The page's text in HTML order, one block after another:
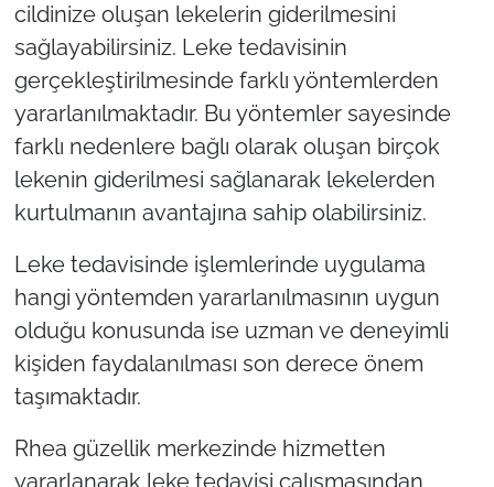
cildinize oluşan lekelerin giderilmesini
sağlayabilirsiniz. Leke tedavisinin
gerçekleştirilmesinde farklı yöntemlerden
yararlanılmaktadır. Bu yöntemler sayesinde
farklı nedenlere bağlı olarak oluşan birçok
lekenin giderilmesi sağlanarak lekelerden
kurtulmanın avantajına sahip olabilirsiniz.
Leke tedavisinde işlemlerinde uygulama
hangi yöntemden yararlanılmasının uygun
olduğu konusunda ise uzman ve deneyimli
kişiden faydalanılması son derece önem
taşımaktadır.
Rhea güzellik merkezinde hizmetten
yararlanarak leke tedavisi çalışmasından